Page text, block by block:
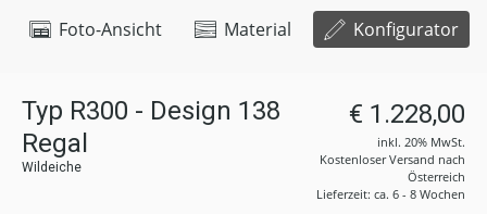
Foto-Ansicht Material Konfigurator
Typ R300 - Design 138
Regal
Wildeiche
€ 1.228,00
inkl. 20% MwSt.
Kostenloser Versand nach
Österreich
Lieferzeit: ca. 6 - 8 Wochen